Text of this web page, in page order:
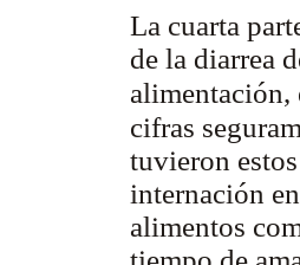
La cuarta
de la diarrea
cifras
tuvieron
internación
alimentos